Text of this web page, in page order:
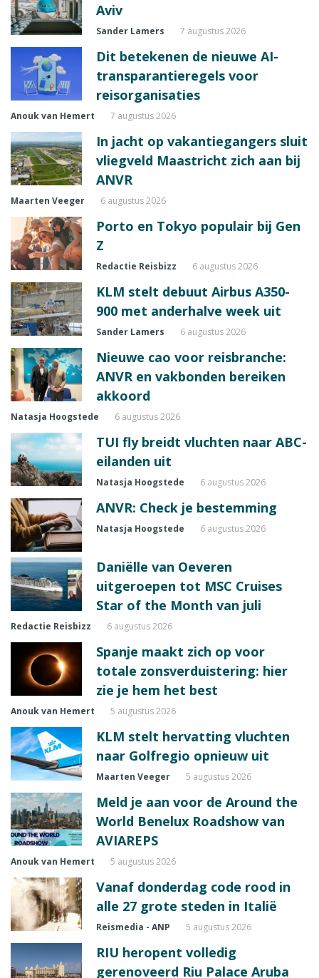
Aviv
Sander Lamers 7 augustus 2026
Dit betekenen de nieuwe AI-
transparantieregels voor
reisorganisaties
Anouk van Hemert 7 augustus 2026
In jacht op vakantiegangers sluit
vliegveld Maastricht zich aan bij
ANVR
Maarten Veeger 6 augustus 2026
Porto en Tokyo populair bij Gen
Z
Redactie Reisbizz 6 augustus 2026
KLM stelt debuut Airbus A350-
900 met anderhalve week uit
Sander Lamers 6 augustus 2026
Nieuwe cao voor reisbranche:
ANVR en vakbonden bereiken
akkoord
Natasja Hoogstede 6 augustus 2026
TUI fly breidt vluchten naar ABC-
eilanden uit
Natasja Hoogstede 6 augustus 2026
ANVR: Check je bestemming
Natasja Hoogstede 6 augustus 2026
Daniëlle van Oeveren
uitgeroepen tot MSC Cruises
Star of the Month van juli
Redactie Reisbizz 6 augustus 2026
Spanje maakt zich op voor
totale zonsverduistering: hier
zie je hem het best
Anouk van Hemert 5 augustus 2026
KLM stelt hervatting vluchten
naar Golfregio opnieuw uit
Maarten Veeger 5 augustus 2026
Meld je aan voor de Around the
World Benelux Roadshow van
AVIAREPS
Anouk van Hemert 5 augustus 2026
Vanaf donderdag code rood in
alle 27 grote steden in Italië
Reismedia - ANP 5 augustus 2026
RIU heropent volledig
gerenoveerd Riu Palace Aruba